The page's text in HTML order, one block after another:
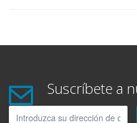
Suscríbete a